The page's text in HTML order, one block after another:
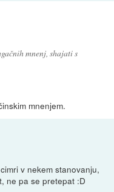
mnenj, shajati s
mnenjem.
v nekem stanovanju,
ne pa se pretepat :D